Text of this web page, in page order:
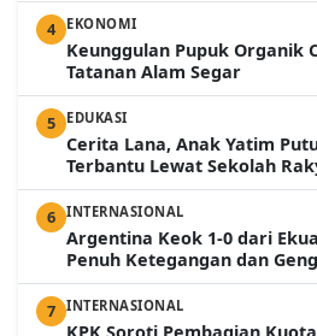
4 EKONOMI
Keunggulan Pupuk Organik
Tatanan Alam Segar
5 EDUKASI
Cerita Lana, Anak Yatim
Terbantu Lewat Sekolah
6 INTERNASIONAL
Argentina Keok 1-0 dari
Penuh Ketegangan dan
7 INTERNASIONAL